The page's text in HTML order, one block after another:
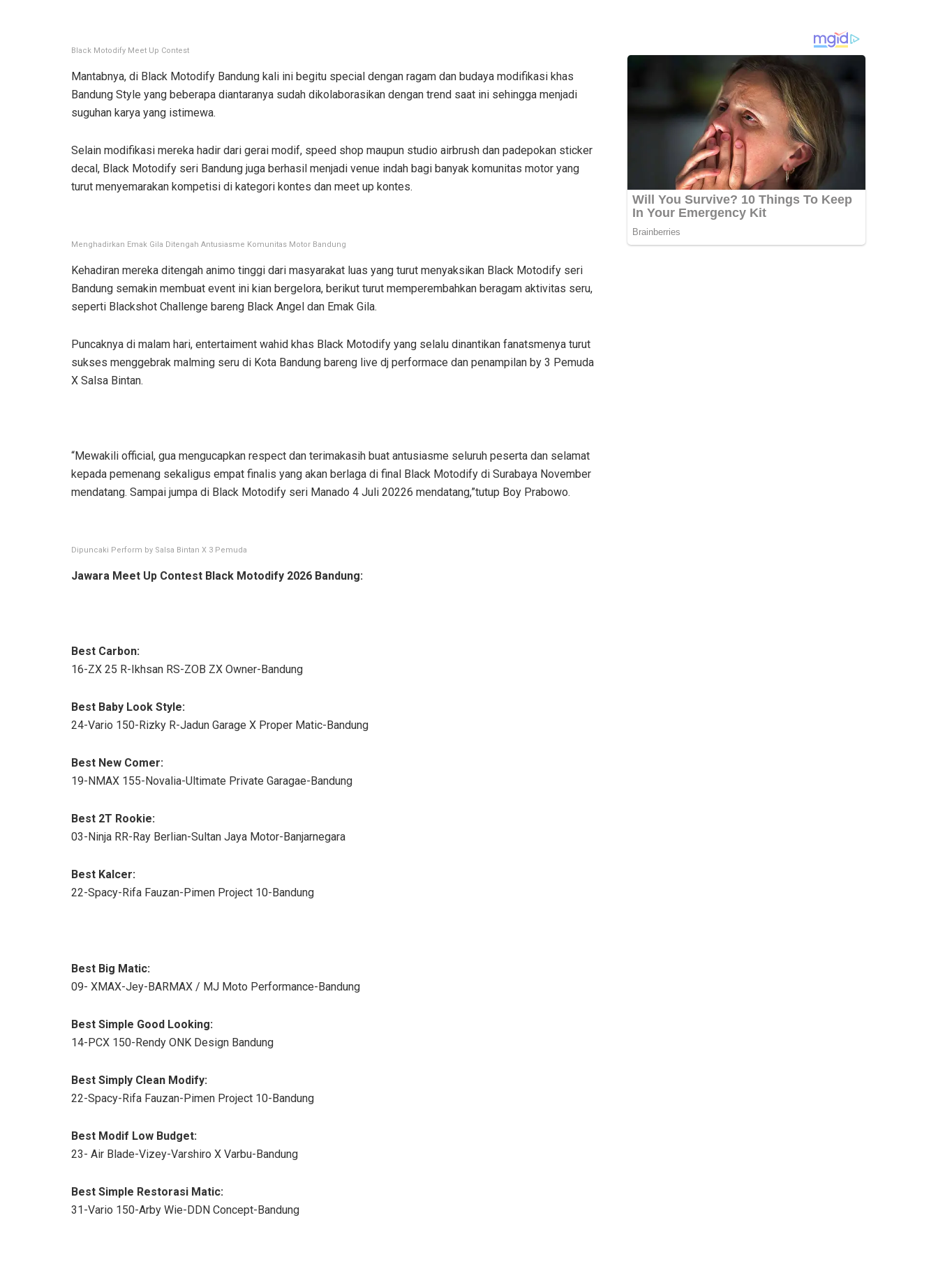
Black Motodify Meet Up Contest
Mantabnya, di Black Motodify Bandung kali ini begitu special dengan ragam dan budaya modifikasi khas
Bandung Style yang beberapa diantaranya sudah dikolaborasikan dengan trend saat ini sehingga menjadi
suguhan karya yang istimewa.
Selain modifikasi mereka hadir dari gerai modif, speed shop maupun studio airbrush dan padepokan sticker
decal, Black Motodify seri Bandung juga berhasil menjadi venue indah bagi banyak komunitas motor yang
turut menyemarakan kompetisi di kategori kontes dan meet up kontes.
Menghadirkan Emak Gila Ditengah Antusiasme Komunitas Motor Bandung
Kehadiran mereka ditengah animo tinggi dari masyarakat luas yang turut menyaksikan Black Motodify seri
Bandung semakin membuat event ini kian bergelora, berikut turut memperembahkan beragam aktivitas seru,
seperti Blackshot Challenge bareng Black Angel dan Emak Gila.
Puncaknya di malam hari, entertaiment wahid khas Black Motodify yang selalu dinantikan fanatsmenya turut
sukses menggebrak malming seru di Kota Bandung bareng live dj performace dan penampilan by 3 Pemuda
X Salsa Bintan.
“Mewakili official, gua mengucapkan respect dan terimakasih buat antusiasme seluruh peserta dan selamat
kepada pemenang sekaligus empat finalis yang akan berlaga di final Black Motodify di Surabaya November
mendatang. Sampai jumpa di Black Motodify seri Manado 4 Juli 20226 mendatang,”tutup Boy Prabowo.
Dipuncaki Perform by Salsa Bintan X 3 Pemuda
Jawara Meet Up Contest Black Motodify 2026 Bandung:
Best Carbon:
16-ZX 25 R-Ikhsan RS-ZOB ZX Owner-Bandung
Best Baby Look Style:
24-Vario 150-Rizky R-Jadun Garage X Proper Matic-Bandung
Best New Comer:
19-NMAX 155-Novalia-Ultimate Private Garagae-Bandung
Best 2T Rookie:
03-Ninja RR-Ray Berlian-Sultan Jaya Motor-Banjarnegara
Best Kalcer:
22-Spacy-Rifa Fauzan-Pimen Project 10-Bandung
Best Big Matic:
09- XMAX-Jey-BARMAX / MJ Moto Performance-Bandung
Best Simple Good Looking:
14-PCX 150-Rendy ONK Design Bandung
Best Simply Clean Modify:
22-Spacy-Rifa Fauzan-Pimen Project 10-Bandung
Best Modif Low Budget:
23- Air Blade-Vizey-Varshiro X Varbu-Bandung
Best Simple Restorasi Matic:
31-Vario 150-Arby Wie-DDN Concept-Bandung